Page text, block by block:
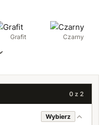
Grafit Czarny
0 z 2
Wybierz